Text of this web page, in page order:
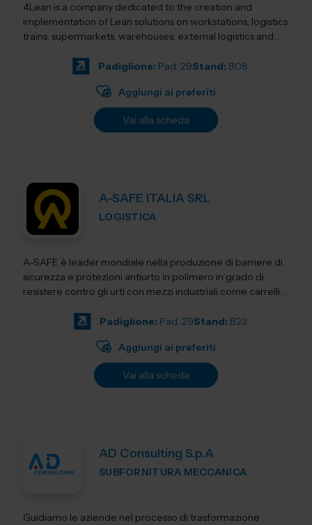
4Lean is a company dedicated to the creation and
implementation of Lean solutions on workstations, logistics
trains, supermarkets, warehouses, external logistics and
Padiglione: Pad. 29Stand: B08
Aggiungi ai preferiti
Vai alla scheda
A-SAFE ITALIA SRL
LOGISTICA
A-SAFE è leader mondiale nella produzione di barriere di
sicurezza e protezioni antiurto in polimero in grado di
resistere contro gli urti con mezzi industriali come carrelli
Padiglione: Pad. 29Stand: B23
Aggiungi ai preferiti
Vai alla scheda
AD Consulting S.p.A
SUBFORNITURA MECCANICA
Guidiamo le aziende nel processo di trasformazione